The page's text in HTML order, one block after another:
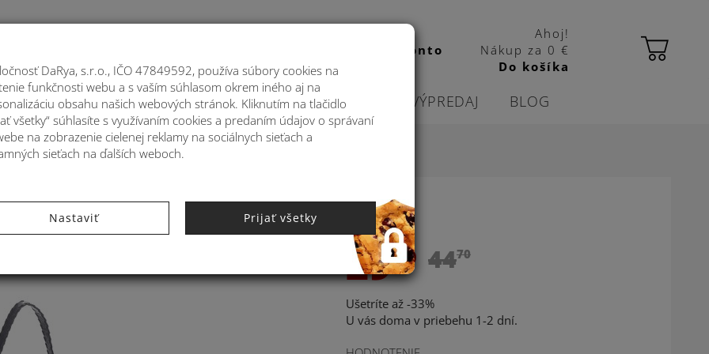
Moje kbas konto
Ahoj!
Nákup za 0 €
Do košíka
MÓDNE DOPLNKY BYTOVÉ DEKORÁCIE VÝPREDAJ BLOG
KB318907
2969 4470
Ušetríte až -33%
U vás doma v priebehu 1-2 dní.
DaRya, s.r.o., IČO 47849592, používa súbory cookies na
funkčnosti webu a s vaším súhlasom okrem iného aj na
obsahu našich webových stránok. Kliknutím na tlačidlo
všetky“ súhlasíte s využívaním cookies a predaním údajov o správaní
na zobrazenie cielenej reklamy na sociálnych sieťach a
sieťach na ďalších weboch.
Nastaviť Prijať všetky